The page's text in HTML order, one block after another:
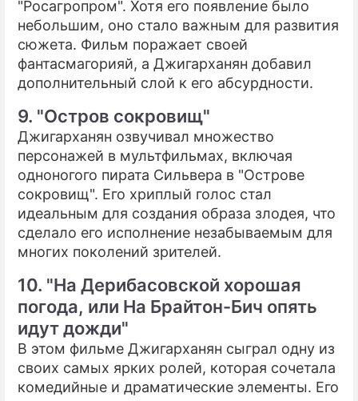
"Росагропром". Хотя его появление было
небольшим, оно стало важным для развития
сюжета. Фильм поражает своей
фантасмагорияй, а Джигарханян добавил
дополнительный слой к его абсурдности.
9. "Остров сокровищ"
Джигарханян озвучивал множество
персонажей в мультфильмах, включая
одноногого пирата Сильвера в "Острове
сокровищ". Его хриплый голос стал
идеальным для создания образа злодея, что
сделало его исполнение незабываемым для
многих поколений зрителей.
10. "На Дерибасовской хорошая
погода, или На Брайтон-Бич опять
идут дожди"
В этом фильме Джигарханян сыграл одну из
своих самых ярких ролей, которая сочетала
комедийные и драматические элементы. Его